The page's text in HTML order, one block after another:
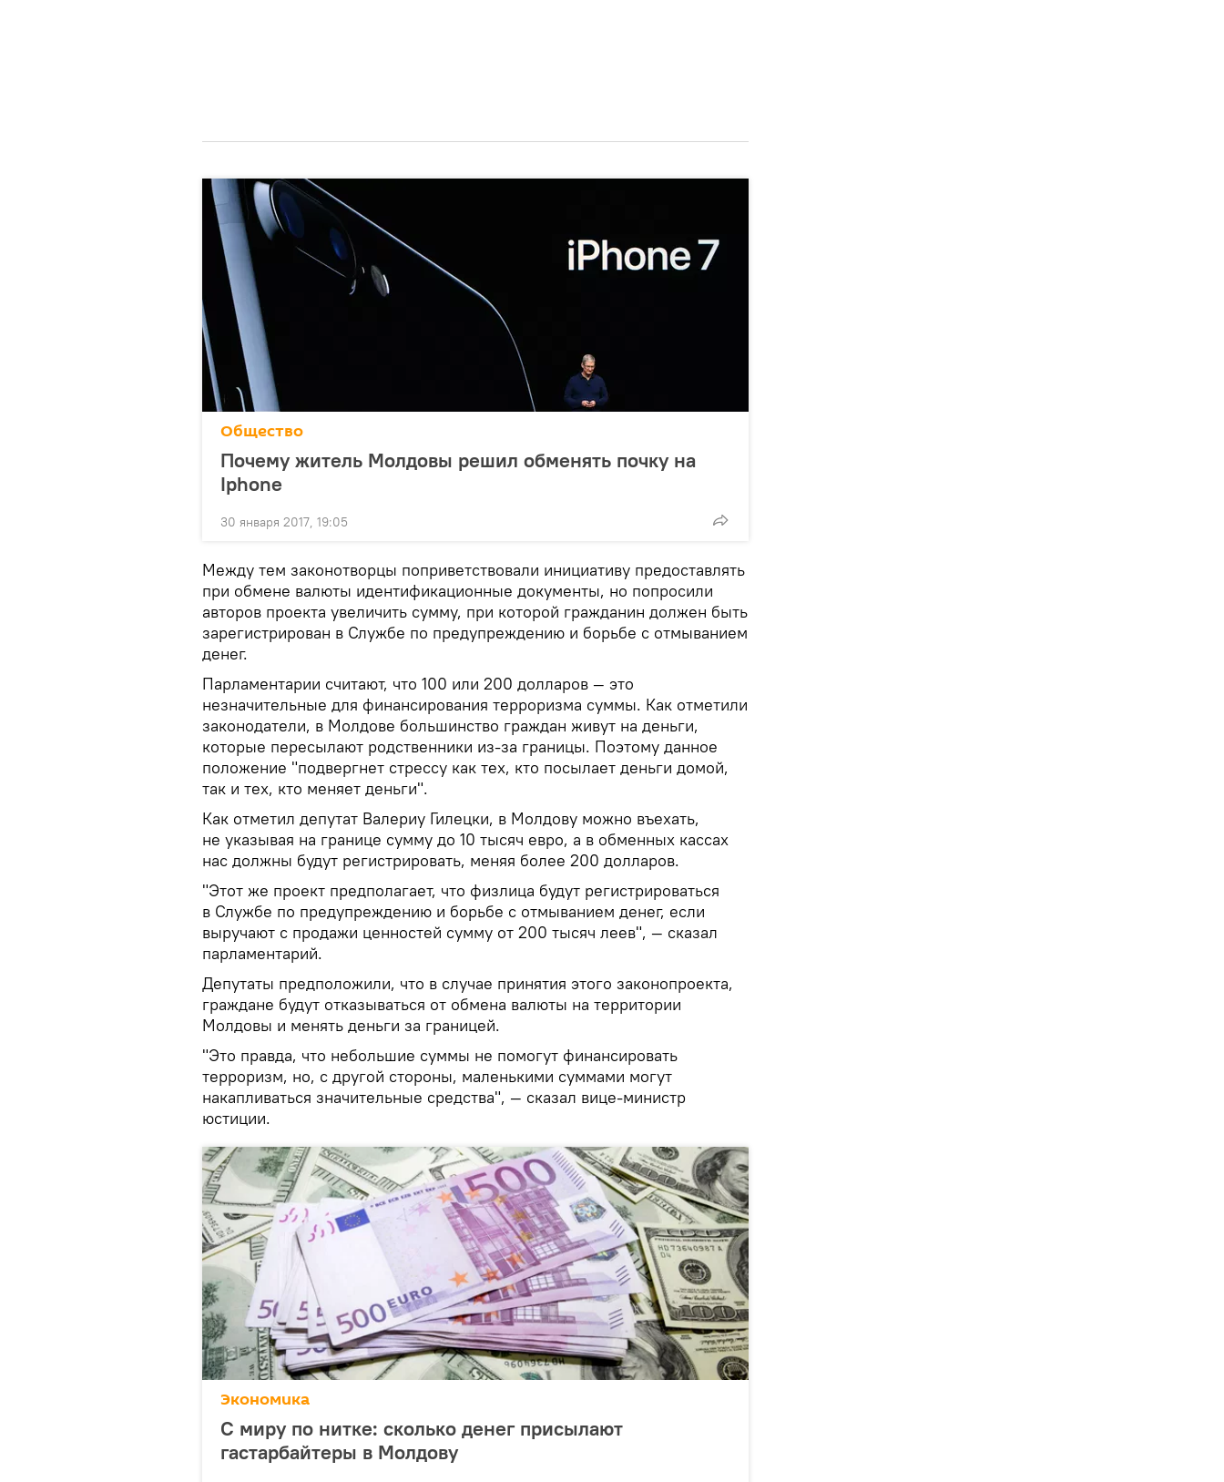
Общество
Почему житель Молдовы решил обменять почку на
Iphone
30 января 2017, 19:05
Между тем законотворцы поприветствовали инициативу предоставлять
при обмене валюты идентификационные документы, но попросили
авторов проекта увеличить сумму, при которой гражданин должен быть
зарегистрирован в Службе по предупреждению и борьбе с отмыванием
денег.
Парламентарии считают, что 100 или 200 долларов — это
незначительные для финансирования терроризма суммы. Как отметили
законодатели, в Молдове большинство граждан живут на деньги,
которые пересылают родственники из-за границы. Поэтому данное
положение "подвергнет стрессу как тех, кто посылает деньги домой,
так и тех, кто меняет деньги".
Как отметил депутат Валериу Гилецки, в Молдову можно въехать,
не указывая на границе сумму до 10 тысяч евро, а в обменных кассах
нас должны будут регистрировать, меняя более 200 долларов.
"Этот же проект предполагает, что физлица будут регистрироваться
в Службе по предупреждению и борьбе с отмыванием денег, если
выручают с продажи ценностей сумму от 200 тысяч леев", — сказал
парламентарий.
Депутаты предположили, что в случае принятия этого законопроекта,
граждане будут отказываться от обмена валюты на территории
Молдовы и менять деньги за границей.
"Это правда, что небольшие суммы не помогут финансировать
терроризм, но, с другой стороны, маленькими суммами могут
накапливаться значительные средства", — сказал вице-министр
юстиции.
Экономика
С миру по нитке: сколько денег присылают
гастарбайтеры в Молдову